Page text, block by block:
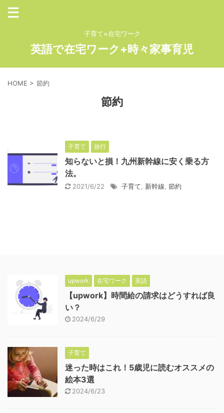
子育て×在宅ワーク
英語で在宅ワーク+時々家事育児
HOME > 節約
節約
子育て 旅行
知らないと損！九州新幹線に安く乗る方
法。
2021/6/22 子育て 新幹線 節約
upwork 在宅ワーク 英語
【upwork】時間給の請求はどうすれば良
い？
2024/6/29
子育て
迷った時はこれ！5歳児に読むオススメの
絵本3選
2024/6/23